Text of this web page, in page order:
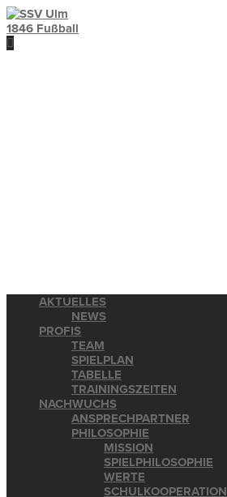
AKTUELLES
NEWS
PROFIS
TEAM
SPIELPLAN
TABELLE
TRAININGSZEITEN
NACHWUCHS
ANSPRECHPARTNER
PHILOSOPHIE
MISSION
SPIELPHILOSOPHIE
WERTE
SCHULKOOPERATION